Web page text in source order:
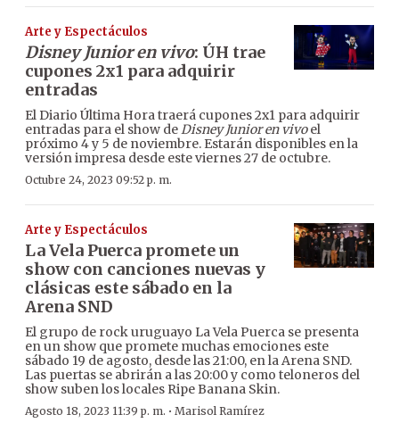
Arte y Espectáculos
Disney Junior en vivo: ÚH trae
cupones 2x1 para adquirir
entradas
El Diario Última Hora traerá cupones 2x1 para adquirir
entradas para el show deDisney Junior en vivoel
próximo 4 y 5 de noviembre. Estarán disponibles en la
versión impresa desde este viernes 27 de octubre.
Octubre 24, 2023 09:52 p. m.
Arte y Espectáculos
La Vela Puerca promete un
show con canciones nuevas y
clásicas este sábado en la
Arena SND
El grupo de rock uruguayo La Vela Puerca se presenta
en un show que promete muchas emociones este
sábado 19 de agosto, desde las 21:00, en la Arena SND.
Las puertas se abrirán a las 20:00 y como teloneros del
show suben los locales Ripe Banana Skin.
Agosto 18, 2023 11:39 p. m. · Marisol Ramírez